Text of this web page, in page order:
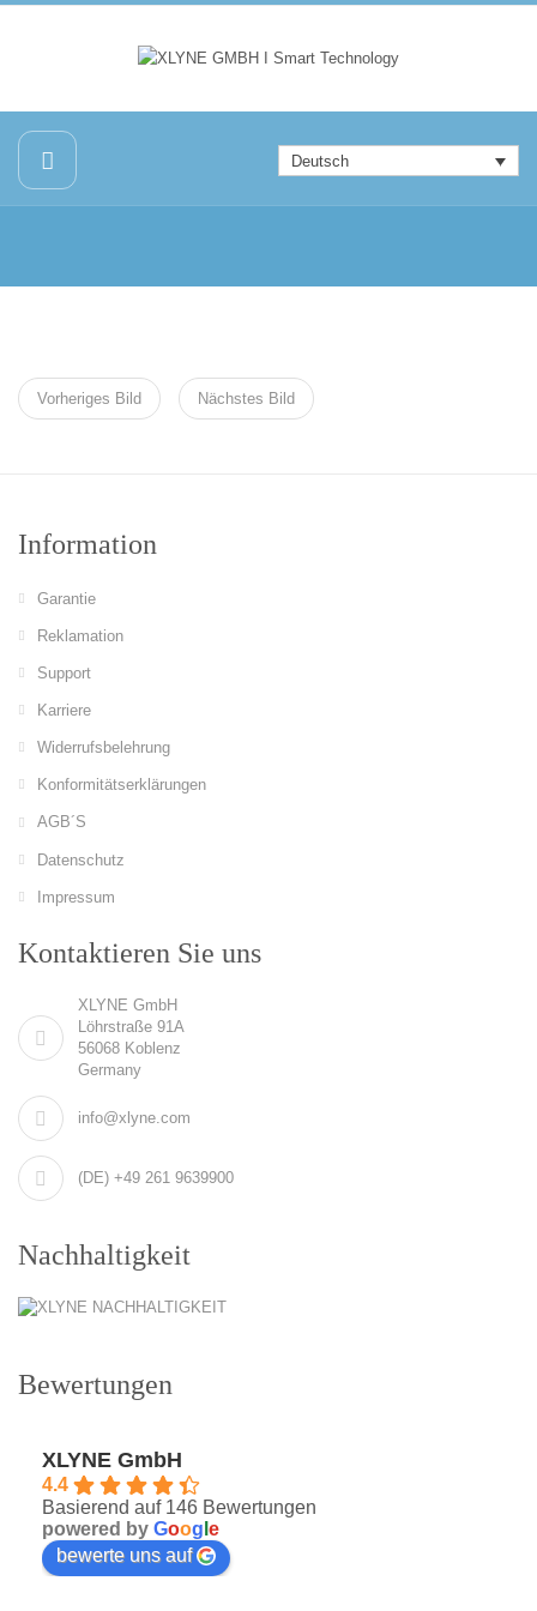
Deutsch
Vorheriges Bild Nächstes Bild
Information
Garantie
Reklamation
Support
Karriere
Widerrufsbelehrung
Konformitätserklärungen
AGB´S
Datenschutz
Impressum
Kontaktieren Sie uns
XLYNE GmbH
Löhrstraße 91A
56068 Koblenz
Germany
info@xlyne.com
(DE) +49 261 9639900
Nachhaltigkeit
Bewertungen
XLYNE GmbH
4.4
Basierend auf 146 Bewertungen
powered by Goog e
bewerte uns auf